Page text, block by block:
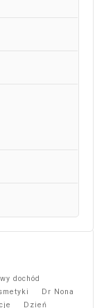
dochód
Dr Nona
Dzień